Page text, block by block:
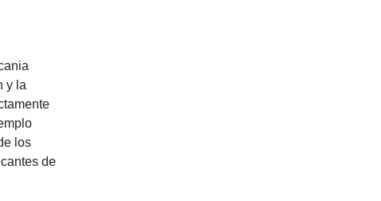
y la
los
de